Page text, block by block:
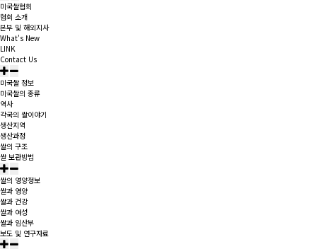
미국쌀협회
협회 소개
본부 및 해외지사
What's New
LINK
Contact Us
미국쌀 정보
미국쌀의 종류
역사
각국의 쌀이야기
생산지역
생산과정
쌀의 구조
쌀 보관방법
쌀의 영양정보
쌀과 영양
쌀과 건강
쌀과 여성
쌀과 임산부
보도 및 연구자료